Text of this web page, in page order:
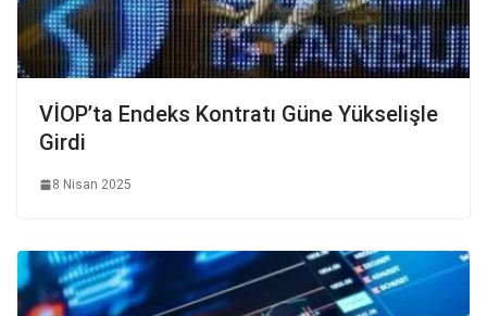
VİOP’ta Endeks Kontratı Güne Yükselişle
Girdi
8 Nisan 2025